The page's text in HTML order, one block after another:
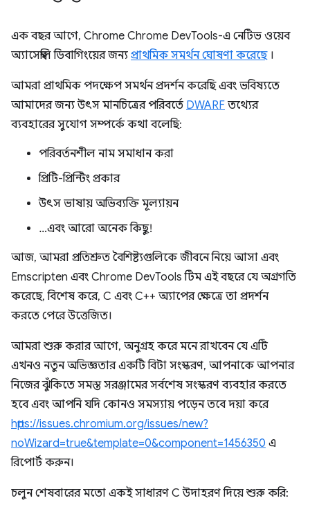
এক বছর আগে, Chrome Chrome DevTools-এ নেটিভ ওয়েব
অ্যাসেম্বলি ডিবাগিংয়ের জন্য প্রাথমিক সমর্থন ঘোষণা করেছে।
আমরা প্রাথমিক পদক্ষেপ সমর্থন প্রদর্শন করেছি এবং ভবিষ্যতে
আমাদের জন্য উৎস মানচিত্রের পরিবর্তে DWARF তথ্যের
ব্যবহারের সুযোগ সম্পর্কে কথা বলেছি:
পরিবর্তনশীল নাম সমাধান করা
প্রিটি-প্রিন্টিং প্রকার
উৎস ভাষায় অভিব্যক্তি মূল্যায়ন
…এবং আরো অনেক কিছু!
আজ, আমরা প্রতিশ্রুত বৈশিষ্ট্যগুলিকে জীবনে নিয়ে আসা এবং
Emscripten এবং Chrome DevTools টিম এই বছরে যে অগ্রগতি
করেছে, বিশেষ করে, C এবং C++ অ্যাপের ক্ষেত্রে তা প্রদর্শন
করতে পেরে উত্তেজিত।
আমরা শুরু করার আগে, অনুগ্রহ করে মনে রাখবেন যে এটি
এখনও নতুন অভিজ্ঞতার একটি বিটা সংস্করণ, আপনাকে আপনার
নিজের ঝুঁকিতে সমস্ত সরঞ্জামের সর্বশেষ সংস্করণ ব্যবহার করতে
হবে এবং আপনি যদি কোনও সমস্যায় পড়েন তবে দয়া করে
https://issues.chromium.org/issues/new?
noWizard=true&template=0&component=1456350 এ
রিপোর্ট করুন।
চলুন শেষবারের মতো একই সাধারণ C উদাহরণ দিয়ে শুরু করি: